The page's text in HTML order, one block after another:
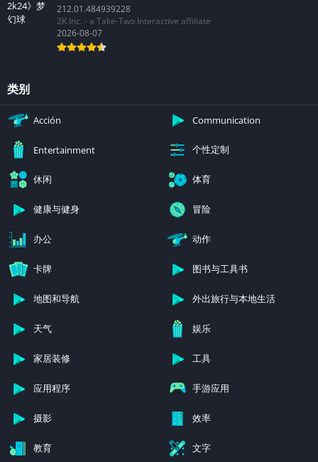
212.01.484939228
2K Inc. - a Take-Two Interactive affiliate
2026-08-07
类别
Acción Communication
Entertainment 个性定制
休闲 体育
健康与健身 冒险
办公 动作
卡牌 图书与工具书
地图和导航 外出旅行与本地生活
天气 娱乐
家居装修 工具
应用程序 手游应用
摄影 效率
教育 文字